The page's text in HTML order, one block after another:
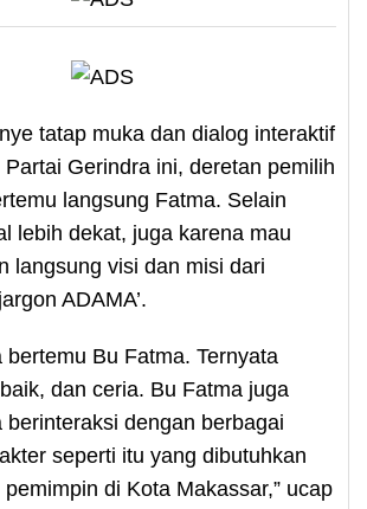
tatap muka dan dialog interaktif
Gerindra ini, deretan pemilih
langsung Fatma. Selain
lebih dekat, juga karena mau
langsung visi dan misi dari
ADAMA’.
bertemu Bu Fatma. Ternyata
dan ceria. Bu Fatma juga
berinteraksi dengan berbagai
seperti itu yang dibutuhkan
di Kota Makassar,” ucap